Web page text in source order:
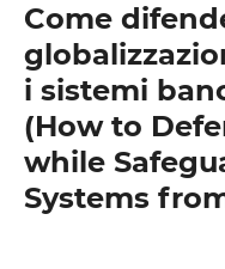
Come
i sistemi
(How to
while
Systems